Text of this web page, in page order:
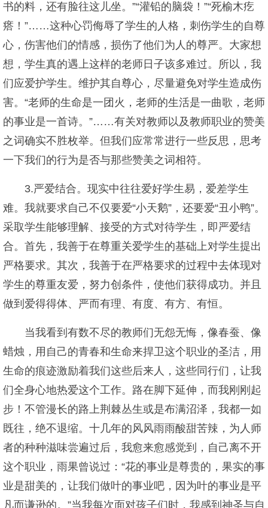
书的料，还有脸往这儿坐。”“灌铅的脑袋！”“死榆木疙
瘩！”……这种心罚侮辱了学生的人格，刺伤学生的自尊
心，伤害他们的情感，损伤了他们为人的尊严。大家想
想，学生真的遇上这样的老师日子该多难过。所以，我
们应爱护学生。维护其自尊心，尽量避免对学生造成伤
害。“老师的生命是一团火，老师的生活是一曲歌，老师
的事业是一首诗。”……有关对教师以及教师职业的赞美
之词确实不胜枚举。但我们应常常进行一些反思，思考
一下我们的行为是否与那些赞美之词相符。
3.严爱结合。现实中往往爱好学生易，爱差学生
难。我就要求自己不仅要爱“小天鹅”，还要爱“丑小鸭”。
采取学生能够理解、接受的方式对待学生，即严爱结
合。首先，我善于在尊重关爱学生的基础上对学生提出
严格要求。其次，我善于在严格要求的过程中去体现对
学生的尊重友爱，努力创条件，使他们获得成功。并且
做到爱得得体、严而有理、有度、有方、有恒。
当我看到有数不尽的教师们无怨无悔，像春蚕、像
蜡烛，用自己的青春和生命来捍卫这个职业的圣洁，用
生命的痕迹激励着我们这些后来人，这些同行们，让我
们全身心地热爱这个工作。路在脚下延伸，而我刚刚起
步！不管漫长的路上荆棘丛生或是布满沼泽，我都一如
既往，绝不退缩。十几年的风风雨雨酸甜苦辣，为人师
者的种种滋味尝遍过后，我愈来愈感觉到，自己离不开
这个职业，雨果曾说过：“花的事业是尊贵的，果实的事
业是甜美的，让我们做叶的事业吧，因为叶的事业是平
凡而谦逊的。”当我每次面对孩子们时，我感到神圣与自